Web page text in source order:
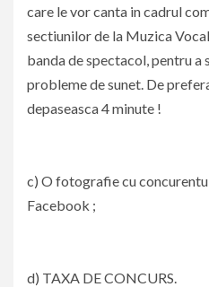
care le vor canta in cadrul
sectiunilor de la Muzica
banda de spectacol, pentru a
probleme de sunet. De
depaseasca 4 minute !
c) O fotografie cu
Facebook ;
d) TAXA DE CONCURS.